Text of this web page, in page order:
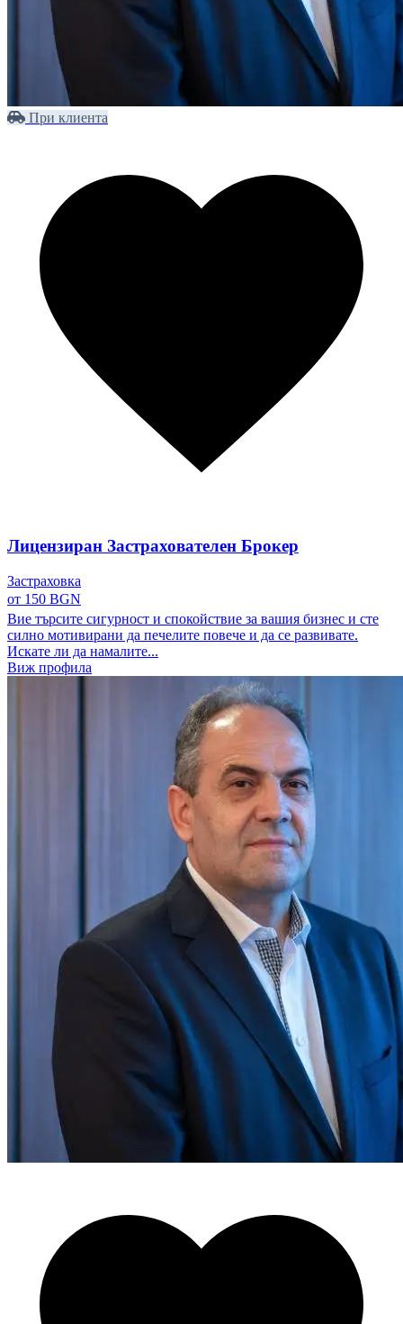
При клиента
Лицензиран Застрахователен Брокер
Застраховка
от 150 BGN
Вие търсите сигурност и спокойствие за вашия бизнес и сте
силно мотивирани да печелите повече и да се развивате.
Искате ли да намалите...
Виж профила